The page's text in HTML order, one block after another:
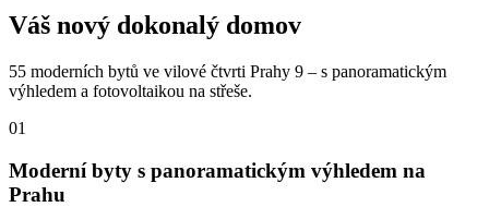
Váš nový dokonalý domov
55 moderních bytů ve vilové čtvrti Prahy 9 – s panoramatickým
výhledem a fotovoltaikou na střeše.
01
Moderní byty s panoramatickým výhledem na
Prahu